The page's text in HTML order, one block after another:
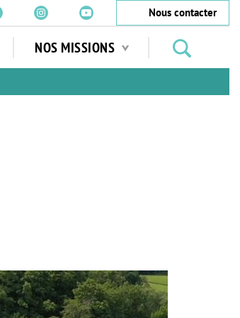
Nous contacter
NOS MISSIONS
jardins